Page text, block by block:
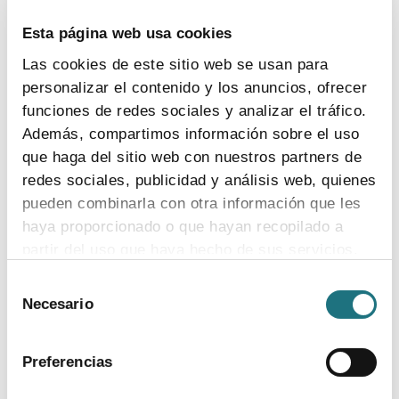
Esta página web usa cookies
Las cookies de este sitio web se usan para
personalizar el contenido y los anuncios, ofrecer
funciones de redes sociales y analizar el tráfico.
Además, compartimos información sobre el uso
que haga del sitio web con nuestros partners de
redes sociales, publicidad y análisis web, quienes
pueden combinarla con otra información que les
haya proporcionado o que hayan recopilado a
Para más información puede acceder a nuestra
Necesario
Preferencias
inversión internacional en investigación de
ensayos clínicos
Expertos coinciden en que la investigación biomédica es
un potente motor de desarrollo sanitario y social y que
hay que fomentar la colaboración público-privada para
impulsarla en nuestro país
30 | 6 | 2021
puentes para que la investigación biomédica